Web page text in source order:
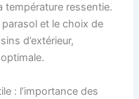
température ressentie.
parasol et le choix de
d’extérieur,
: l’importance des